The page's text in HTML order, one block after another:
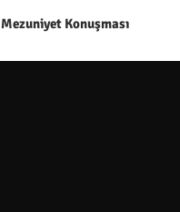
Konuşması